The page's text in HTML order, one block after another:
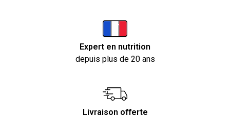
Expert en nutrition
depuis plus de 20 ans
Livraison offerte